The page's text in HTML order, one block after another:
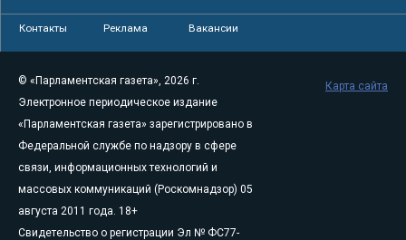
Контакты Реклама Вакансии
© «Парламентская газета», 2026 г.
Электронное периодическое издание
«Парламентская газета» зарегистрировано в
Федеральной службе по надзору в сфере
связи, информационных технологий и
массовых коммуникаций (Роскомнадзор) 05
августа 2011 года. 18+
Свидетельство о регистрации Эл № ФС77-
Карта сайта